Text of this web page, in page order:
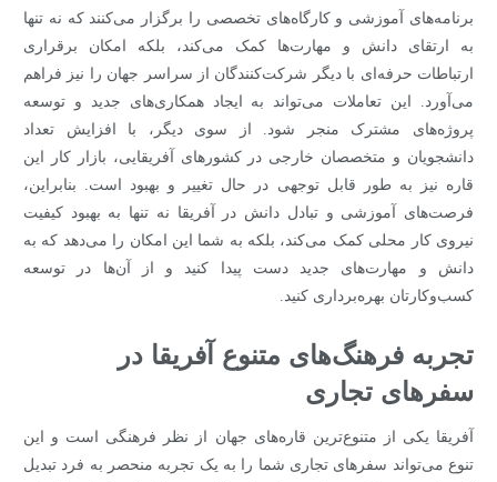
برنامه‌های آموزشی و کارگاه‌های تخصصی را برگزار می‌کنند که نه تنها
به ارتقای دانش و مهارت‌ها کمک می‌کند، بلکه امکان برقراری
ارتباطات حرفه‌ای با دیگر شرکت‌کنندگان از سراسر جهان را نیز فراهم
می‌آورد. این تعاملات می‌تواند به ایجاد همکاری‌های جدید و توسعه
پروژه‌های مشترک منجر شود. از سوی دیگر، با افزایش تعداد
دانشجویان و متخصصان خارجی در کشورهای آفریقایی، بازار کار این
قاره نیز به طور قابل توجهی در حال تغییر و بهبود است. بنابراین،
فرصت‌های آموزشی و تبادل دانش در آفریقا نه تنها به بهبود کیفیت
نیروی کار محلی کمک می‌کند، بلکه به شما این امکان را می‌دهد که به
دانش و مهارت‌های جدید دست پیدا کنید و از آن‌ها در توسعه
کسب‌وکارتان بهره‌برداری کنید.
تجربه فرهنگ‌های متنوع آفریقا در
سفرهای تجاری
آفریقا یکی از متنوع‌ترین قاره‌های جهان از نظر فرهنگی است و این
تنوع می‌تواند سفرهای تجاری شما را به یک تجربه منحصر به فرد تبدیل